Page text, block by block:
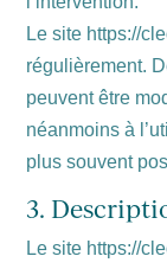
Le site https://
régulièrement.
peuvent être
néanmoins à
plus souvent
3.
Le site https://